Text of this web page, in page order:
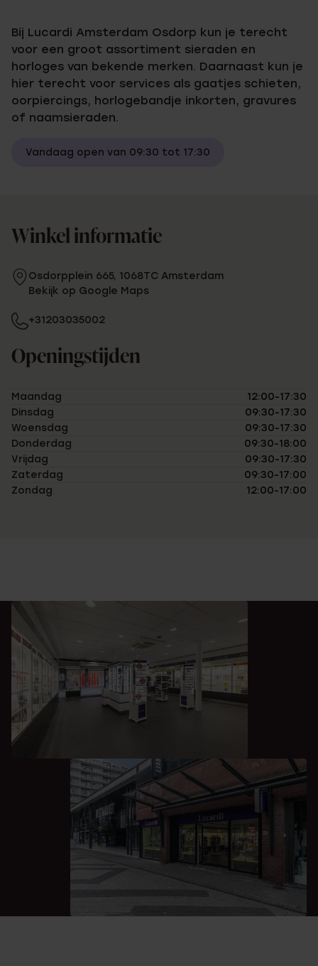
Bij Lucardi Amsterdam Osdorp kun je terecht
voor een groot assortiment sieraden en
horloges van bekende merken. Daarnaast kun je
hier terecht voor services als gaatjes schieten,
oorpiercings, horlogebandje inkorten, gravures
of naamsieraden.
Vandaag open van 09:30 tot 17:30
Winkel informatie
Osdorpplein 665, 1068TC Amsterdam
Bekijk op Google Maps
+31203035002
Openingstijden
Maandag
12:00-17:30
Dinsdag
09:30-17:30
Woensdag
09:30-17:30
Donderdag
09:30-18:00
Vrijdag
09:30-17:30
Zaterdag
09:30-17:00
Zondag
12:00-17:00